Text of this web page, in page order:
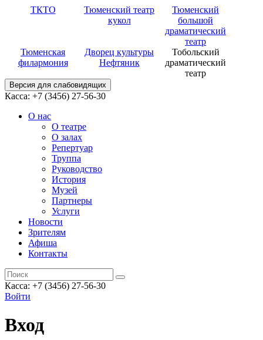
ТКТО
Тюменский театр
кукол
Тюменский
большой
драматический
театр
Тюменская
филармония
Дворец культуры
Нефтяник
Тобольский
драматический
театр
Версия для слабовидящих
Касса: +7 (3456) 27-56-30
О нас
О театре
О залах
Репертуар
Труппа
Руководство
История
Музей
Партнеры
Услуги
Новости
Зрителям
Афиша
Контакты
Касса: +7 (3456) 27-56-30
Войти
Вход